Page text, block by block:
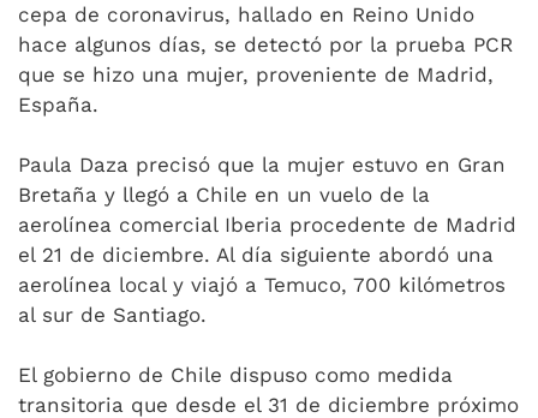
cepa de coronavirus, hallado en Reino Unido
hace algunos días, se detectó por la prueba PCR
que se hizo una mujer, proveniente de Madrid,
España.
Paula Daza precisó que la mujer estuvo en Gran
Bretaña y llegó a Chile en un vuelo de la
aerolínea comercial Iberia procedente de Madrid
el 21 de diciembre. Al día siguiente abordó una
aerolínea local y viajó a Temuco, 700 kilómetros
al sur de Santiago.
El gobierno de Chile dispuso como medida
transitoria que desde el 31 de diciembre próximo